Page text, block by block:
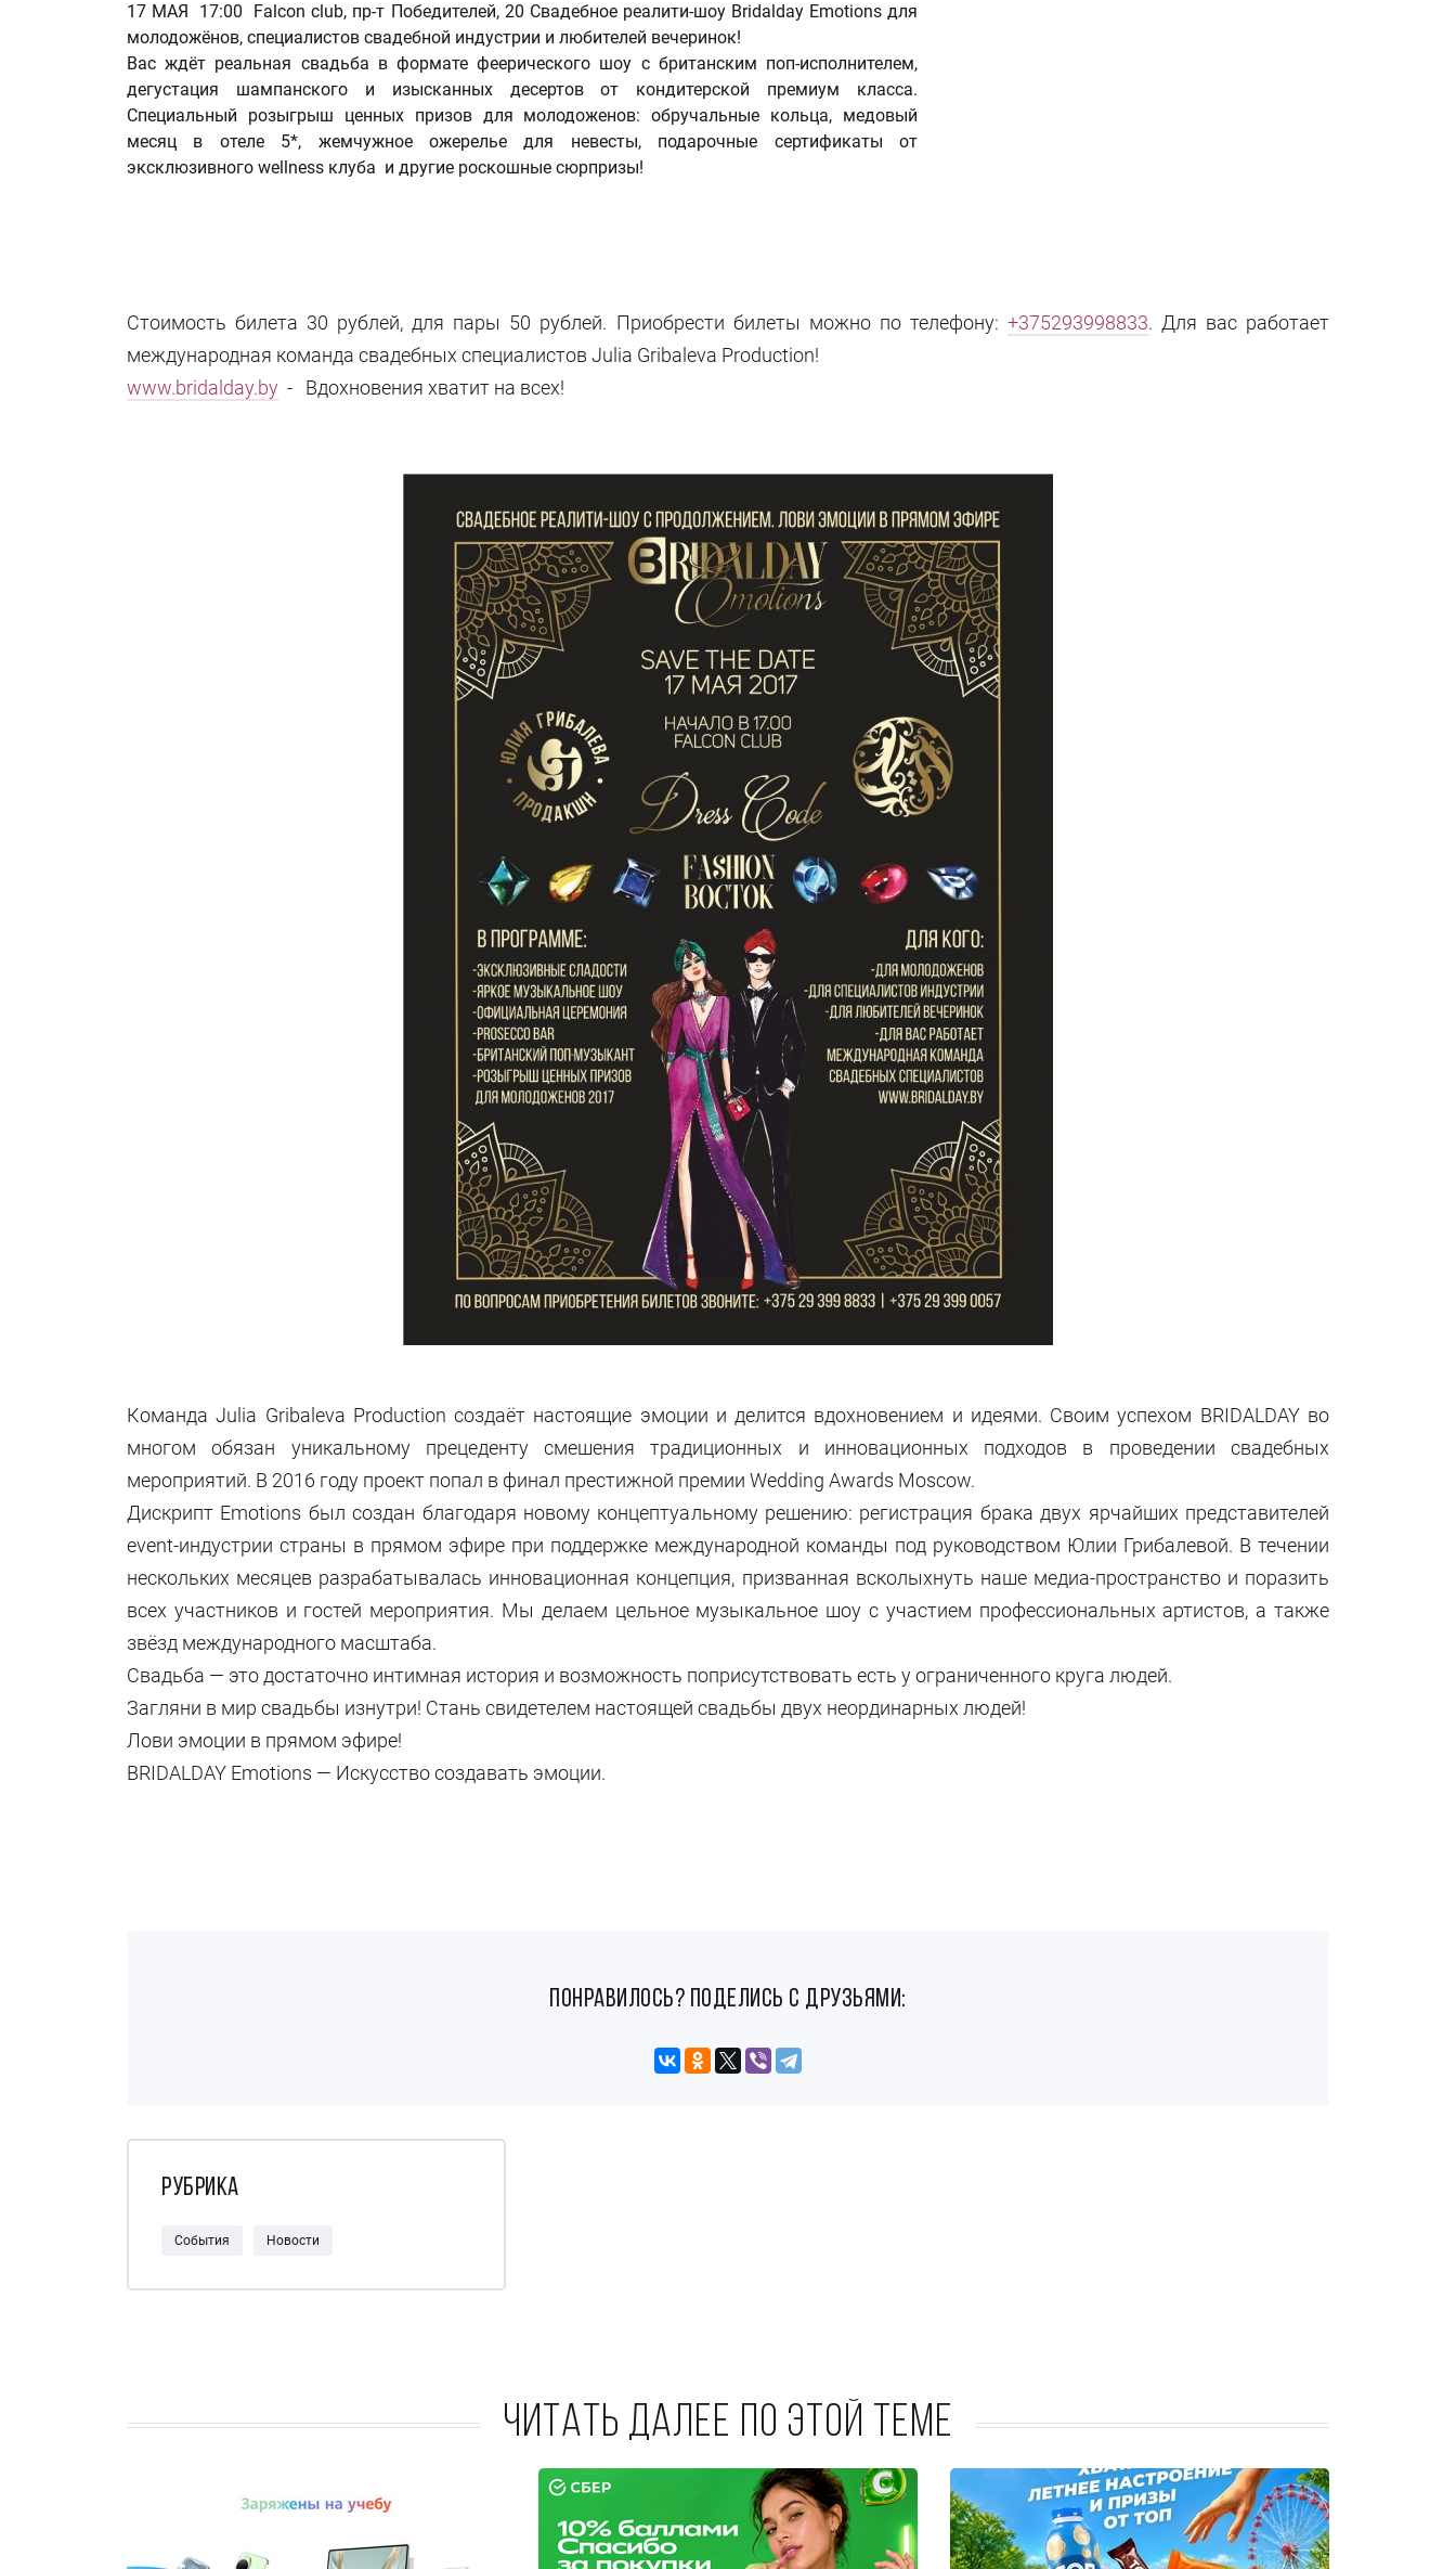
17 МАЯ 17:00 Falcon club, пр-т Победителей, 20 Свадебное реалити-шоу Bridalday Emotions для
молодожёнов, специалистов свадебной индустрии и любителей вечеринок!
Вас ждёт реальная свадьба в формате феерического шоу с британским поп-исполнителем,
дегустация шампанского и изысканных десертов от кондитерской премиум класса.
Специальный розыгрыш ценных призов для молодоженов: обручальные кольца, медовый
месяц в отеле 5*, жемчужное ожерелье для невесты, подарочные сертификаты от
эксклюзивного wellness клуба и другие роскошные сюрпризы!
Стоимость билета 30 рублей, для пары 50 рублей. Приобрести билеты можно по телефону: +375293998833. Для вас работает
международная команда свадебных специалистов Julia Gribaleva Production!
www.bridalday.by - Вдохновения хватит на всех!
Команда Julia Gribaleva Production создаёт настоящие эмоции и делится вдохновением и идеями. Своим успехом BRIDALDAY во
многом обязан уникальному прецеденту смешения традиционных и инновационных подходов в проведении свадебных
мероприятий. В 2016 году проект попал в финал престижной премии Wedding Аwards Moscow.
Дискрипт Emotions был создан благодаря новому концептуальному решению: регистрация брака двух ярчайших представителей
event-индустрии страны в прямом эфире при поддержке международной команды под руководством Юлии Грибалевой. В течении
нескольких месяцев разрабатывалась инновационная концепция, призванная всколыхнуть наше медиа-пространство и поразить
всех участников и гостей мероприятия. Мы делаем цельное музыкальное шоу с участием профессиональных артистов, а также
звёзд международного масштаба.
Свадьба — это достаточно интимная история и возможность поприсутствовать есть у ограниченного круга людей.
Загляни в мир свадьбы изнутри! Стань свидетелем настоящей свадьбы двух неординарных людей!
Лови эмоции в прямом эфире!
BRIDALDAY Emotions — Искусство создавать эмоции.
понравилось? поделись с друзьями:
Рубрика
События Новости
Читать далее по этой теме